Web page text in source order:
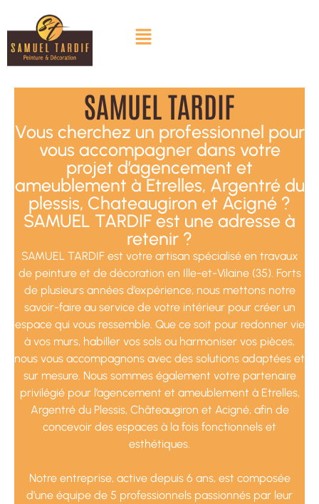
SAMUEL TARDIF
Vous cherchez un professionnel pour
vous accompagner dans votre
projet d’agencement et
ameublement à Etrelles, Argentré du
plessis, Chateaugiron et Acigné ?
SAMUEL TARDIF est une adresse à
retenir ?
SAMUEL TARDIF est votre artisan spécialisé en travaux
de peinture et de décoration en Ille-et-Vilaine (35). Forts
de plusieurs années d’expérience, nous mettons notre
savoir-faire au service de votre intérieur pour créer un
espace qui vous ressemble. Que ce soit pour redonner vie
à vos murs, habiller vos sols ou harmoniser vos pièces,
nous vous accompagnons avec des solutions adaptées et
sur mesure. Nous sommes également votre partenaire
privilégié pour l’agencement et ameublement à Etrelles,
Argentré du Plessis, Châteaugiron et Acigné, afin de
concevoir des espaces à la fois fonctionnels et
esthétiques.
Notre entreprise, active depuis 6 ans, est composée
d’une équipe de 5 professionnels passionnés par leur